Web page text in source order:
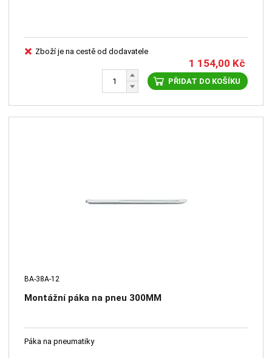
Zboží je na cestě od dodavatele
1 154,00 Kč
PŘIDAT DO KOŠÍKU
BA-38A-12
Montážní páka na pneu 300MM
Páka na pneumatiky